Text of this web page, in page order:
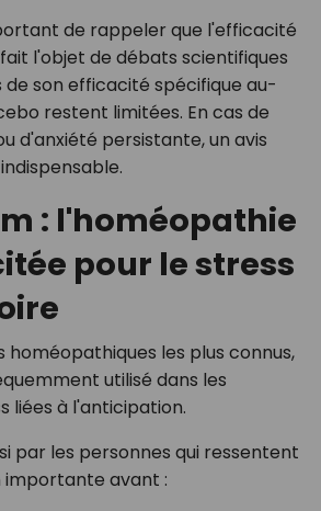
de rappeler que l'efficacité
l'objet de débats scientifiques
de son efficacité spécifique au-
restent limitées. En cas de
d'anxiété persistante, un avis
: l'homéopathie
pour le stress
homéopathiques les plus connus,
utilisé dans les
liées à l'anticipation.
par les personnes qui ressentent
importante avant :